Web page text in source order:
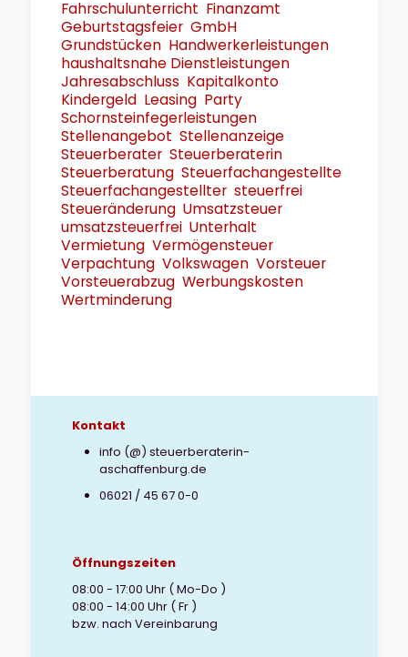
Fahrschulunterricht Finanzamt
Geburtstagsfeier GmbH
Grundstücken Handwerkerleistungen
haushaltsnahe Dienstleistungen
Jahresabschluss Kapitalkonto
Kindergeld Leasing Party
Schornsteinfegerleistungen
Stellenangebot Stellenanzeige
Steuerberater Steuerberaterin
Steuerberatung Steuerfachangestellte
Steuerfachangestellter steuerfrei
Steueränderung Umsatzsteuer
umsatzsteuerfrei Unterhalt
Vermietung Vermögensteuer
Verpachtung Volkswagen Vorsteuer
Vorsteuerabzug Werbungskosten
Wertminderung
Kontakt
info (@) steuerberaterin-
aschaffenburg.de
06021 / 45 67 0-0
Öffnungszeiten
08:00 - 17:00 Uhr ( Mo-Do )
08:00 - 14:00 Uhr ( Fr )
bzw. nach Vereinbarung